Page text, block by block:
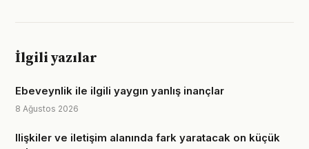
İlgili yazılar
Ebeveynlik ile ilgili yaygın yanlış inançlar
8 Ağustos 2026
Ilişkiler ve iletişim alanında fark yaratacak on küçük